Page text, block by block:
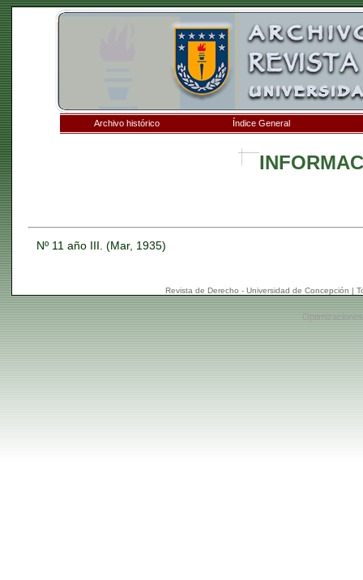
Archivo histórico Índice General
Nº 11 año III. (Mar, 1935)
Revista de Derecho - Universidad de Concepción |